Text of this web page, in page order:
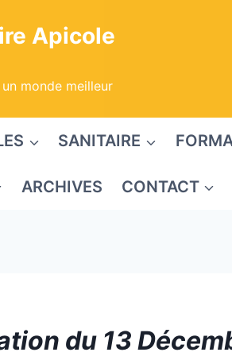
Apicole
monde meilleur
SANITAIRE
ARCHIVES CONTACT
du 13